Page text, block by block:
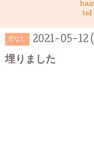
tel
空なし 2021-05-12
埋りました